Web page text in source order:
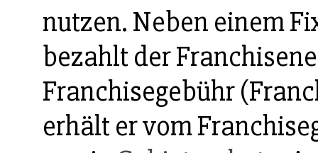
nutzen. Neben einem
bezahlt der
Franchisegebühr
erhält er vom